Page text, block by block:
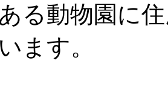
る動物園に
ます。